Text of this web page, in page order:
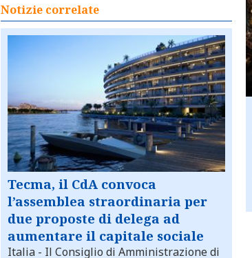
Notizie correlate
Tecma, il CdA convoca
l’assemblea straordinaria per
due proposte di delega ad
aumentare il capitale sociale
Italia - Il Consiglio di Amministrazione di